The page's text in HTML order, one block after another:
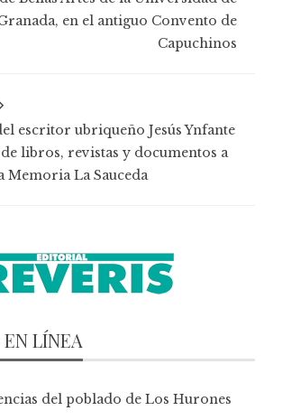
en el antiguo Convento de
Capuchinos
escritor ubriqueño Jesús Ynfante
libros, revistas y documentos a
Memoria La Sauceda
LÍNEA
del poblado de Los Hurones